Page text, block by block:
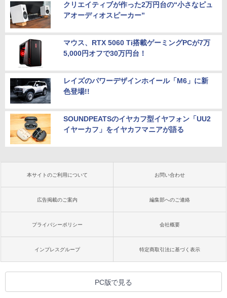
クリエイティブが作った2万円台の“小さなピュ
アオーディオスピーカー”
マウス、RTX 5060 Ti搭載ゲーミングPCが7万
5,000円オフで30万円台！
レイズのパワーデザインホイール「M6」に新
色登場!!
SOUNDPEATSのイヤカフ型イヤフォン「UU2
イヤーカフ」をイヤカフマニアが語る
本サイトのご利用について お問い合わせ
広告掲載のご案内 編集部へのご連絡
プライバシーポリシー 会社概要
インプレスグループ 特定商取引法に基づく表示
PC版で見る